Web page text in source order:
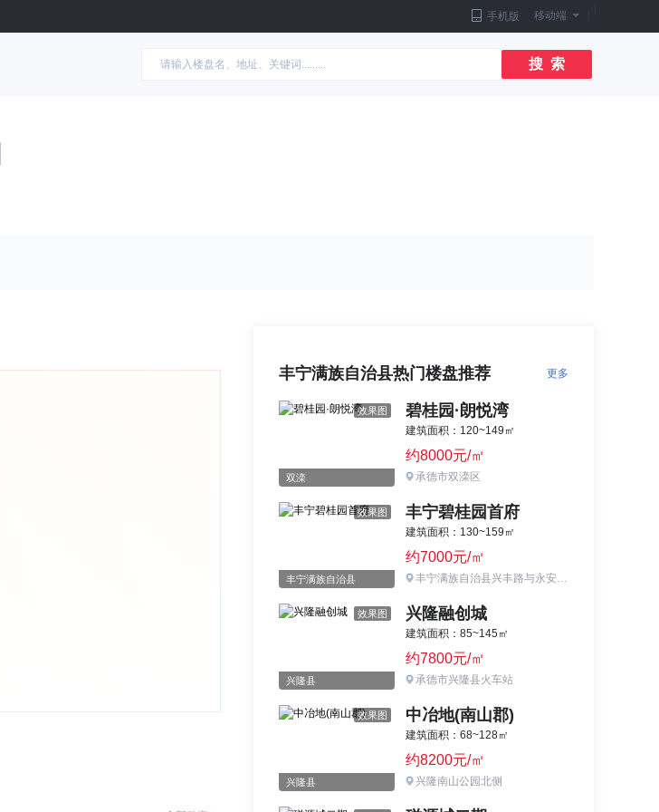
手机版 移动端
搜 索
丰宁满族自治县热门楼盘推荐 更多
效果图
双滦
碧桂园·朗悦湾
建筑面积：120~149㎡
约8000元/㎡
承德市双滦区
效果图
丰宁满族自治县
丰宁碧桂园首府
建筑面积：130~159㎡
约7000元/㎡
丰宁满族自治县兴丰路与永安街交口（丰宁四中旁）
效果图
兴隆县
兴隆融创城
建筑面积：85~145㎡
约7800元/㎡
承德市兴隆县火车站
效果图
兴隆县
中冶地(南山郡)
建筑面积：68~128㎡
约8200元/㎡
兴隆南山公园北侧